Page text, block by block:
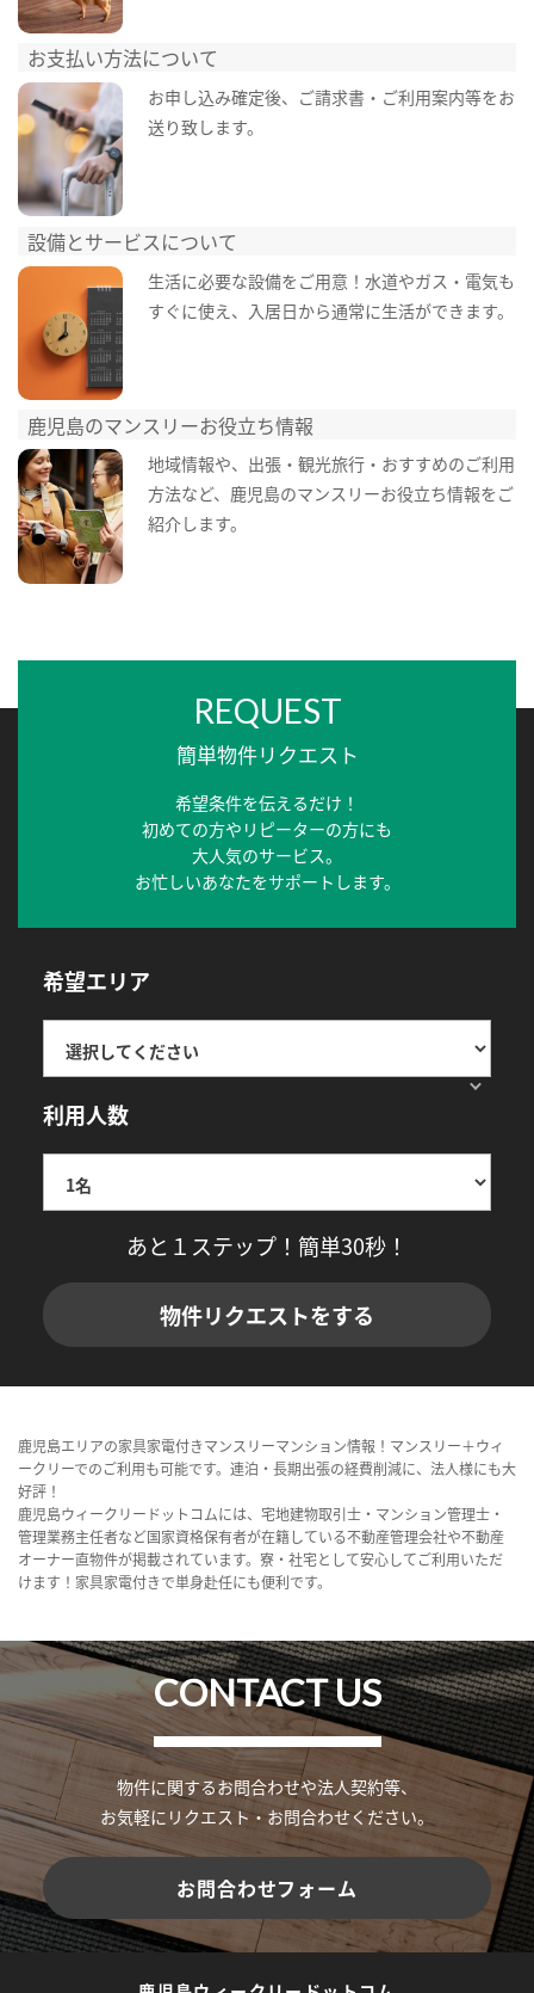
お支払い方法について
お申し込み確定後、ご請求書・ご利用案内等をお
送り致します。
設備とサービスについて
生活に必要な設備をご用意！水道やガス・電気も
すぐに使え、入居日から通常に生活ができます。
鹿児島のマンスリーお役立ち情報
地域情報や、出張・観光旅行・おすすめのご利用
方法など、鹿児島のマンスリーお役立ち情報をご
紹介します。
REQUEST
簡単物件リクエスト
希望条件を伝えるだけ！
初めての方やリピーターの方にも
大人気のサービス。
お忙しいあなたをサポートします。
希望エリア
利用人数
あと１ステップ！簡単30秒！
物件リクエストをする
鹿児島エリアの家具家電付きマンスリーマンション情報！マンスリー＋ウィ
ークリーでのご利用も可能です。連泊・長期出張の経費削減に、法人様にも大
好評！
鹿児島ウィークリードットコムには、宅地建物取引士・マンション管理士・
管理業務主任者など国家資格保有者が在籍している不動産管理会社や不動産
オーナー直物件が掲載されています。寮・社宅として安心してご利用いただ
けます！家具家電付きで単身赴任にも便利です。
CONTACT US
物件に関するお問合わせや法人契約等、
お気軽にリクエスト・お問合わせください。
お問合わせフォーム